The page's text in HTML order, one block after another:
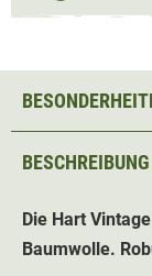
BESCHREIBUNG
Die Hart
Baumwolle.